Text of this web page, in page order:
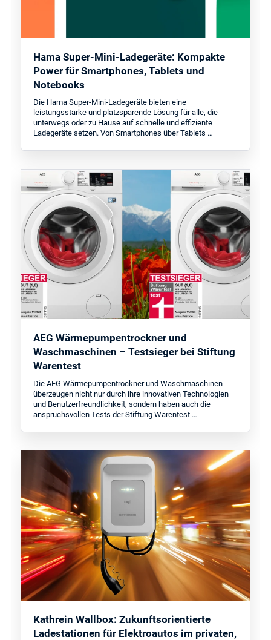
Hama Super-Mini-Ladegeräte: Kompakte
Power für Smartphones, Tablets und
Notebooks
Die Hama Super-Mini-Ladegeräte bieten eine
leistungsstarke und platzsparende Lösung für alle, die
unterwegs oder zu Hause auf schnelle und effiziente
Ladegeräte setzen. Von Smartphones über Tablets …
AEG Wärmepumpentrockner und
Waschmaschinen – Testsieger bei Stiftung
Warentest
Die AEG Wärmepumpentrockner und Waschmaschinen
überzeugen nicht nur durch ihre innovativen Technologien
und Benutzerfreundlichkeit, sondern haben auch die
anspruchsvollen Tests der Stiftung Warentest …
Kathrein Wallbox: Zukunftsorientierte
Ladestationen für Elektroautos im privaten,